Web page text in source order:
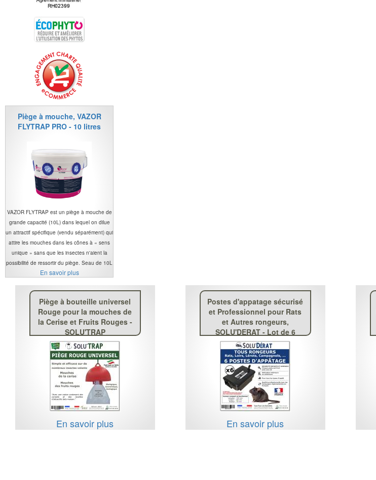
Piège à mouche, VAZOR
FLYTRAP PRO - 10 litres
VAZOR FLYTRAP est un piège à mouche de
grande capacité (10L) dans lequel on dilue
un attractif spécifique (vendu séparément) qui
attire les mouches dans les cônes à « sens
unique » sans que les insectes n'aient la
possibilité de ressortir du piège. Seau de 10L
En savoir plus
Piège à bouteille universel
Rouge pour la mouches de
la Cerise et Fruits Rouges -
SOLU'TRAP
En savoir plus
Postes d'appatage sécurisé
et Professionnel pour Rats
et Autres rongeurs,
SOLU'DERAT - Lot de 6
En savoir plus